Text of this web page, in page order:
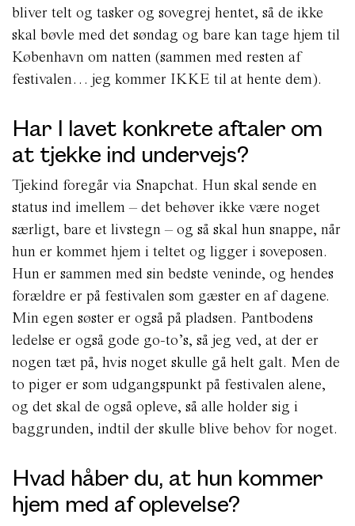
bliver telt og tasker og sovegrej hentet, så de ikke
skal bøvle med det søndag og bare kan tage hjem til
København om natten (sammen med resten af
festivalen… jeg kommer IKKE til at hente dem).
Har I lavet konkrete aftaler om
at tjekke ind undervejs?
Tjekind foregår via Snapchat. Hun skal sende en
status ind imellem – det behøver ikke være noget
særligt, bare et livstegn – og så skal hun snappe, når
hun er kommet hjem i teltet og ligger i soveposen.
Hun er sammen med sin bedste veninde, og hendes
forældre er på festivalen som gæster en af dagene.
Min egen søster er også på pladsen. Pantbodens
ledelse er også gode go-to’s, så jeg ved, at der er
nogen tæt på, hvis noget skulle gå helt galt. Men de
to piger er som udgangspunkt på festivalen alene,
og det skal de også opleve, så alle holder sig i
baggrunden, indtil der skulle blive behov for noget.
Hvad håber du, at hun kommer
hjem med af oplevelse?